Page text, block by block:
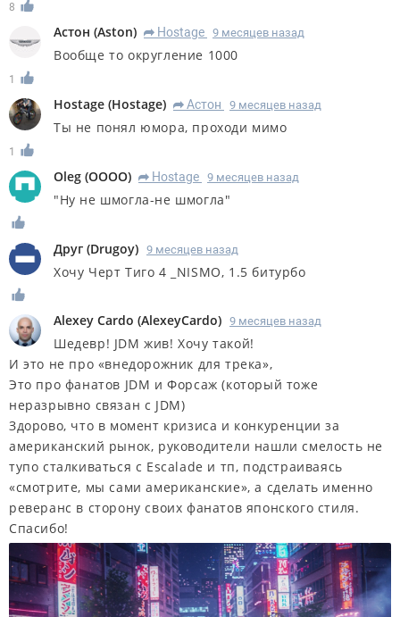
8
Астон (Aston) R Hostage 9 месяцев назад
Вообще то округление 1000
1
Hostage (Hostage) R Астон 9 месяцев назад
Ты не понял юмора, проходи мимо
1
Oleg (OOOO) R Hostage 9 месяцев назад
"Ну не шмогла-не шмогла"
Друг (Drugoy) 9 месяцев назад
Хочу Черт Тиго 4 _NISMO, 1.5 битурбо
Alexey Cardo (AlexeyCardo) 9 месяцев назад
Шедевр! JDM жив! Хочу такой!
И это не про «внедорожник для трека»,
Это про фанатов JDM и Форсаж (который тоже
неразрывно связан с JDM)
Здорово, что в момент кризиса и конкуренции за
американский рынок, руководители нашли смелость не
тупо сталкиваться с Escalade и тп, подстраиваясь
«смотрите, мы сами американские», а сделать именно
реверанс в сторону своих фанатов японского стиля.
Спасибо!